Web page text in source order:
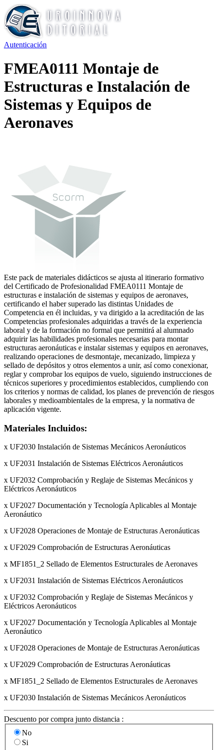
Autenticación
FMEA0111 Montaje de
Estructuras e Instalación de
Sistemas y Equipos de
Aeronaves
Este pack de materiales didácticos se ajusta al itinerario formativo
del Certificado de Profesionalidad FMEA0111 Montaje de
estructuras e instalación de sistemas y equipos de aeronaves,
certificando el haber superado las distintas Unidades de
Competencia en él incluidas, y va dirigido a la acreditación de las
Competencias profesionales adquiridas a través de la experiencia
laboral y de la formación no formal que permitirá al alumnado
adquirir las habilidades profesionales necesarias para montar
estructuras aeronáuticas e instalar sistemas y equipos en aeronaves,
realizando operaciones de desmontaje, mecanizado, limpieza y
sellado de depósitos y otros elementos a unir, así como conexionar,
reglar y comprobar los equipos de vuelo, siguiendo instrucciones de
técnicos superiores y procedimientos establecidos, cumpliendo con
los criterios y normas de calidad, los planes de prevención de riesgos
laborales y medioambientales de la empresa, y la normativa de
aplicación vigente.
Materiales Incluidos:
x UF2030 Instalación de Sistemas Mecánicos Aeronáuticos
x UF2031 Instalación de Sistemas Eléctricos Aeronáuticos
x UF2032 Comprobación y Reglaje de Sistemas Mecánicos y
Eléctricos Aeronáuticos
x UF2027 Documentación y Tecnología Aplicables al Montaje
Aeronáutico
x UF2028 Operaciones de Montaje de Estructuras Aeronáuticas
x UF2029 Comprobación de Estructuras Aeronáuticas
x MF1851_2 Sellado de Elementos Estructurales de Aeronaves
x UF2031 Instalación de Sistemas Eléctricos Aeronáuticos
x UF2032 Comprobación y Reglaje de Sistemas Mecánicos y
Eléctricos Aeronáuticos
x UF2027 Documentación y Tecnología Aplicables al Montaje
Aeronáutico
x UF2028 Operaciones de Montaje de Estructuras Aeronáuticas
x UF2029 Comprobación de Estructuras Aeronáuticas
x MF1851_2 Sellado de Elementos Estructurales de Aeronaves
x UF2030 Instalación de Sistemas Mecánicos Aeronáuticos
Descuento por compra junto distancia :
No
Si